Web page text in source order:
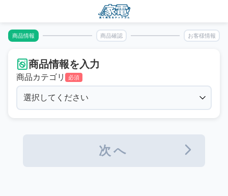
商品情報 商品確認 お客様情報
商品情報を入力
商品カテゴリ 必須
次へ